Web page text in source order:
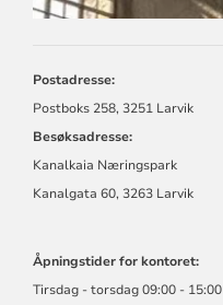
Postadresse:
Postboks 258, 3251 Larvik
Besøksadresse:
Kanalkaia Næringspark
Kanalgata 60, 3263 Larvik
Åpningstider for kontoret:
Tirsdag - torsdag 09:00 - 15:00